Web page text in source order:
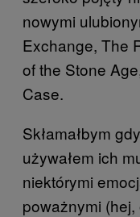
nowymi
Exchange, The
of the Stone
Case.
Skłamałbym
używałem ich
niektórymi
poważnymi